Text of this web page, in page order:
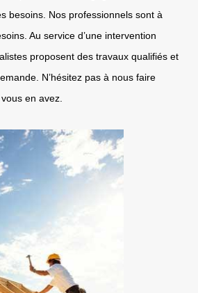
besoins. Nos professionnels sont à
Au service d’une intervention
proposent des travaux qualifiés et
N’hésitez pas à nous faire
en avez.